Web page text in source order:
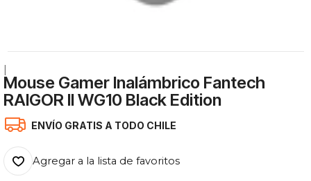
Mouse Gamer Inalámbrico Fantech
RAIGOR II WG10 Black Edition
ENVÍO GRATIS A TODO CHILE
Agregar a la lista de favoritos